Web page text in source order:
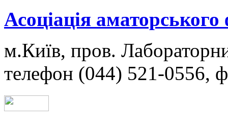
Асоціація
м.Київ, пров.
телефон (044) 521-0556,